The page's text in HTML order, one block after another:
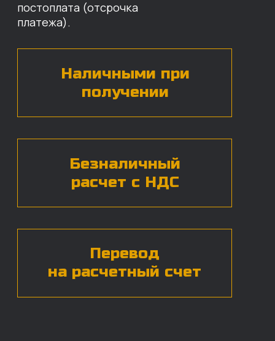
назовут цены и проконсультируют
по нужным деталям.
персональных данных*
ЧАСТЫЕ ВОПРОСЫ